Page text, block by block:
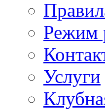
Режим
Услуги